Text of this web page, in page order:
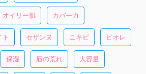
オイリー肌 カバー力
ト セザンヌ ニキビ ビオレ
保湿 唇の荒れ 大容量